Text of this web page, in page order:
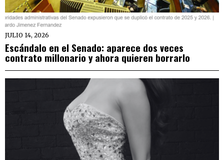
JULIO 14, 2026
Escándalo en el Senado: aparece dos veces
contrato millonario y ahora quieren borrarlo